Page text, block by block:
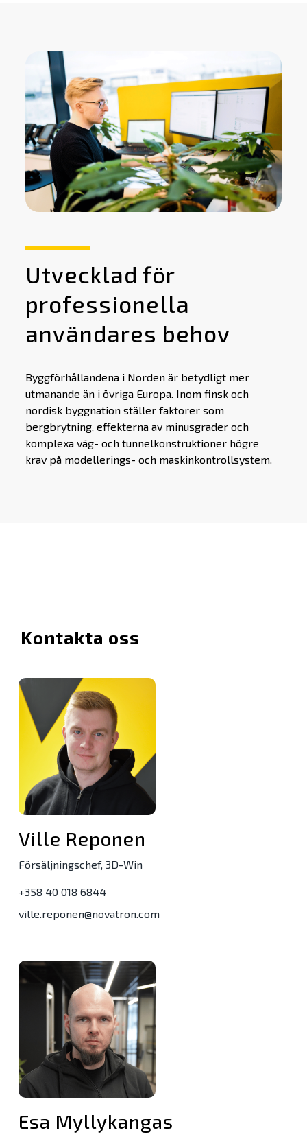
Utvecklad för
professionella
användares behov
Byggförhållandena i Norden är betydligt mer
utmanande än i övriga Europa. Inom finsk och
nordisk byggnation ställer faktorer som
bergbrytning, effekterna av minusgrader och
komplexa väg- och tunnelkonstruktioner högre
krav på modellerings- och maskinkontrollsystem.
Kontakta oss
Ville Reponen
Försäljningschef, 3D-Win
+358 40 018 6844
ville.reponen@novatron.com
Esa Myllykangas